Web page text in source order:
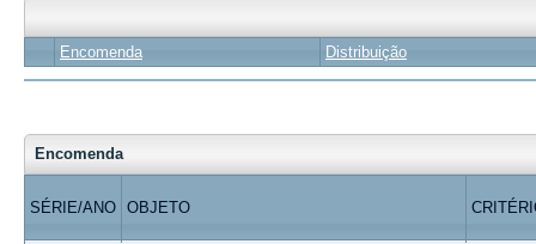
Encomenda Distribuição
Encomenda
SÉRIE/ANO OBJETO